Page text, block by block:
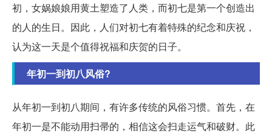
初，女娲娘娘用黄土塑造了人类，而初七是第一个创造出
的人的生日。因此，人们对初七有着特殊的纪念和庆祝，
认为这一天是个值得祝福和庆贺的日子。
年初一到初八风俗?
从年初一到初八期间，有许多传统的风俗习惯。首先，在
年初一是不能动用扫帚的，相信这会扫走运气和破财。此